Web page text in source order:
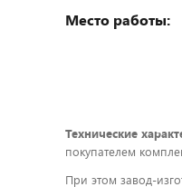
Место работы:
Технические
покупателем
При этом завод-